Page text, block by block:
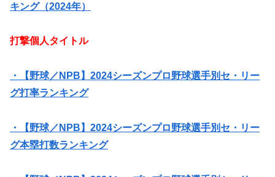
キング（2024年）
打撃個人タイトル
・【野球／NPB】2024シーズンプロ野球選手別セ・リー
グ打率ランキング
・【野球／NPB】2024シーズンプロ野球選手別セ・リー
グ本塁打数ランキング